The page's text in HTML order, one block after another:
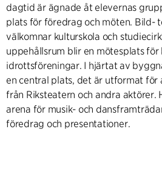
dagtid är ägnade åt elevernas
plats för föredrag och möten. Bild-
välkomnar kulturskola och
uppehållsrum blir en mötesplats för
idrottsföreningar. I hjärtat av
en central plats, det är utformat för
från Riksteatern och andra aktörer.
arena för musik- och
föredrag och presentationer.